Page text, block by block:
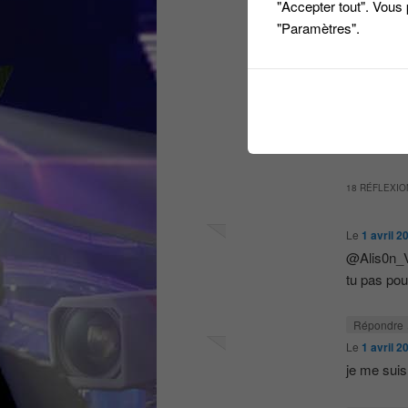
18
Le 1 avril
tu pas
Répondre
Le 1 avril
je me
"Accepter tout".
"Paramètres".